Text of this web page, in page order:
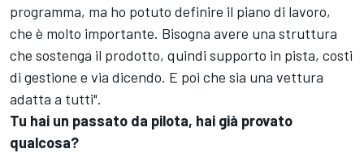
programma, ma ho potuto definire il piano di lavoro,
che è molto importante. Bisogna avere una struttura
che sostenga il prodotto, quindi supporto in pista, costi
di gestione e via dicendo. E poi che sia una vettura
adatta a tutti".
Tu hai un passato da pilota, hai già provato
qualcosa?